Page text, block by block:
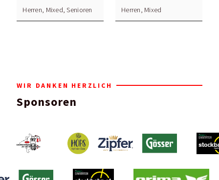
Herren, Mixed, Senioren
Herren, Mixed
WIR DANKEN HERZLICH
Sponsoren